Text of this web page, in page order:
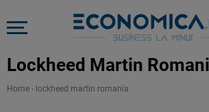
Lockheed Martin
Home - lockheed martin romania